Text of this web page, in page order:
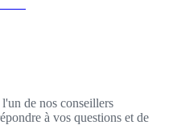
de nos conseillers
à vos questions et de